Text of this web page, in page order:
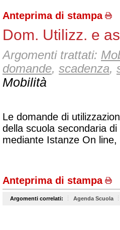
Anteprima di stampa
Dom. Utilizz. e
Argomenti trattati:
domande, scadenza,
Mobilità
Le domande di
della scuola secondaria
mediante Istanze On
Anteprima di stampa
Argomenti correlati: Agenda Scuola